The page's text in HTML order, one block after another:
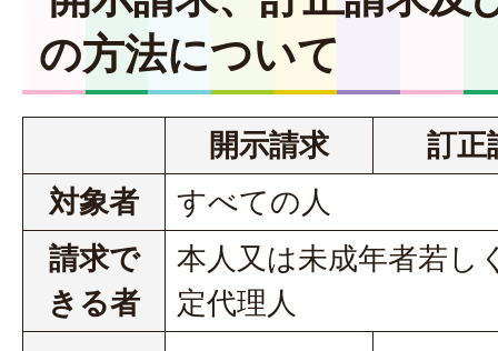
の方法について
開示請求
訂正
対象者
すべての人
請求で
きる者
本人又は未成年者若し
定代理人